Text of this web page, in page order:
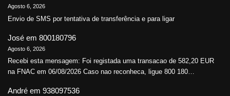
Agosto 6, 2026
Envio de SMS por tentativa de transferência e para ligar
José em 800180796
Agosto 6, 2026
Recebi esta mensagem: Foi registada uma transacao de 582,20 EUR
na FNAC em 06/08/2026 Caso nao reconheca, ligue 800 180…
André em 938097536